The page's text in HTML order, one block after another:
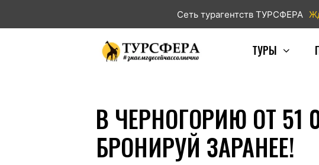
Сеть турагентств ТУРСФЕРА
ТУРЫ
В ЧЕРНОГОРИЮ ОТ 51
БРОНИРУЙ ЗАРАНЕЕ!